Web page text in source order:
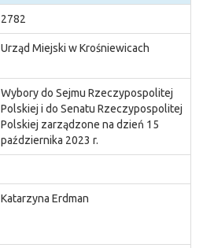
2782
Urząd Miejski w Krośniewicach
Wybory do Sejmu Rzeczypospolitej
Polskiej i do Senatu Rzeczypospolitej
Polskiej zarządzone na dzień 15
października 2023 r.
Katarzyna Erdman